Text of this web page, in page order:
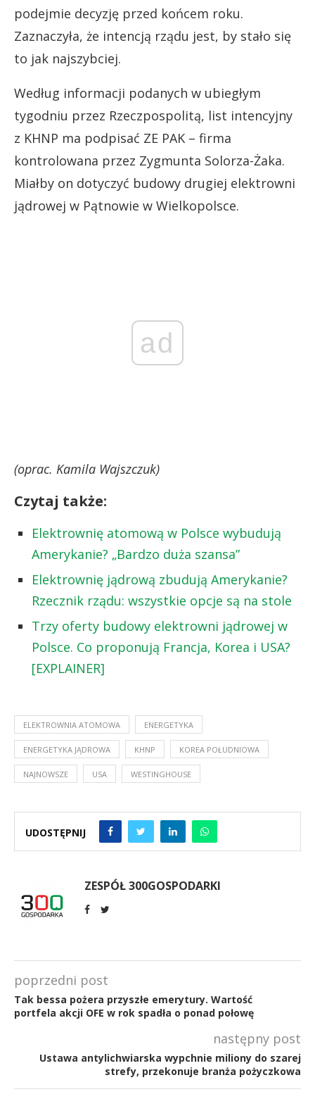
podejmie decyzję przed końcem roku.
Zaznaczyła, że intencją rządu jest, by stało się
to jak najszybciej.
Według informacji podanych w ubiegłym
tygodniu przez Rzeczpospolitą, list intencyjny
z KHNP ma podpisać ZE PAK – firma
kontrolowana przez Zygmunta Solorza-Żaka.
Miałby on dotyczyć budowy drugiej elektrowni
jądrowej w Pątnowie w Wielkopolsce.
ad
(oprac. Kamila Wajszczuk)
Czytaj także:
Elektrownię atomową w Polsce wybudują
Amerykanie? „Bardzo duża szansa”
Elektrownię jądrową zbudują Amerykanie?
Rzecznik rządu: wszystkie opcje są na stole
Trzy oferty budowy elektrowni jądrowej w
Polsce. Co proponują Francja, Korea i USA?
[EXPLAINER]
ELEKTROWNIA ATOMOWA ENERGETYKA
ENERGETYKA JĄDROWA KHNP KOREA POŁUDNIOWA
NAJNOWSZE USA WESTINGHOUSE
UDOSTĘPNIJ
ZESPÓŁ 300GOSPODARKI
poprzedni post
Tak bessa pożera przyszłe emerytury. Wartość
portfela akcji OFE w rok spadła o ponad połowę
następny post
Ustawa antylichwiarska wypchnie miliony do szarej
strefy, przekonuje branża pożyczkowa